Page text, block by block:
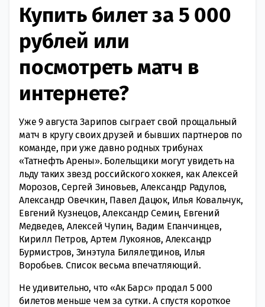
Купить билет за 5 000
рублей или
посмотреть матч в
интернете?
Уже 9 августа Зарипов сыграет свой прощальный
матч в кругу своих друзей и бывших партнеров по
команде, при уже давно родных трибунах
«Татнефть Арены». Болельщики могут увидеть на
льду таких звезд российского хоккея, как Алексей
Морозов, Сергей Зиновьев, Александр Радулов,
Александр Овечкин, Павел Дацюк, Илья Ковальчук,
Евгений Кузнецов, Александр Семин, Евгений
Медведев, Алексей Чупин, Вадим Епанчинцев,
Кирилл Петров, Артем Лукоянов, Александр
Бурмистров, Зинэтула Билялетдинов, Илья
Воробьев. Список весьма впечатляющий.
Не удивительно, что «Ак Барс» продал 5 000
билетов меньше чем за сутки. А спустя короткое